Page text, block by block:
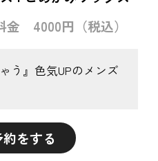
金 4000円（税込）
う』色気UPのメンズ
をする